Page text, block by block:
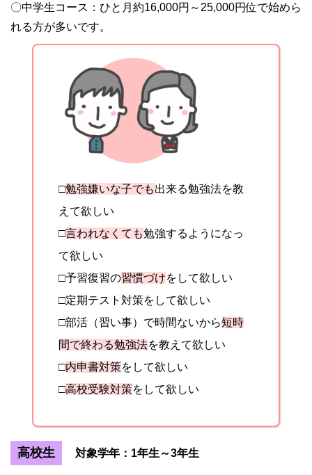
〇中学生コース：ひと月約16,000円～25,000円位で始めら
れる方が多いです。
□勉強嫌いな子でも出来る勉強法を教
えて欲しい
□言われなくても勉強するようになっ
て欲しい
□予習復習の習慣づけをして欲しい
□定期テスト対策をして欲しい
□部活（習い事）で時間ないから短時
間で終わる勉強法を教えて欲しい
□内申書対策をして欲しい
□高校受験対策をして欲しい
高校生 対象学年：1年生～3年生